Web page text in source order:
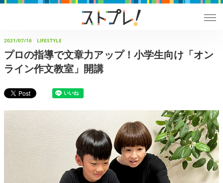
2021/07/16 LIFESTYLE
プロの指導で文章力アップ！小学生向け「オン
ライン作文教室」開講